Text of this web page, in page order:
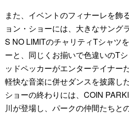
また、イベントのフィナーレを飾
ョン・ショーには、大きなサング
S NO LIMITのチャリティTシャツ
ーと、同じくお揃いで色違いのT
ッドペッカーがエンターテイナー
軽快な音楽に併せダンスを披露した
ショーの終わりには、COIN
川が登場し、パークの仲間たちと